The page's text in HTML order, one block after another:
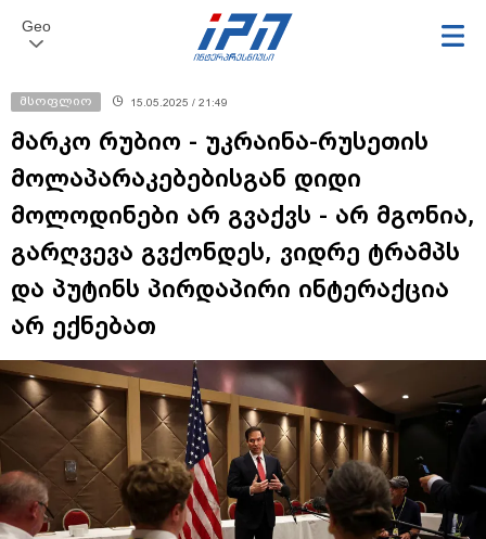
Geo
მსოფლიო 15.05.2025 / 21:49
მარკო რუბიო - უკრაინა-რუსეთის
მოლაპარაკებებისგან დიდი
მოლოდინები არ გვაქვს - არ მგონია,
გარღვევა გვქონდეს, ვიდრე ტრამპს
და პუტინს პირდაპირი ინტერაქცია
არ ექნებათ